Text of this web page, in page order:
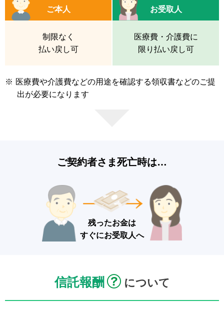
ご本人 お受取人
制限なく
払い戻し可
医療費・介護費に
限り払い戻し可
※ 医療費や介護費などの用途を確認する領収書などのご提
出が必要になります
ご契約者さま死亡時は…
残ったお金は
すぐにお受取人へ
信託報酬 について